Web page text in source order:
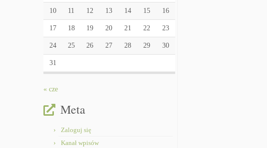
10 11 12 13 14 15 16
17 18 19 20 21 22 23
24 25 26 27 28 29 30
31
« cze
Meta
Zaloguj się
Kanał wpisów